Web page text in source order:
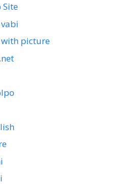
Site
picture